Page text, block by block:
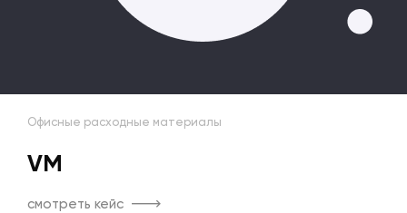
Офисные расходные материалы
VM
смотреть кейс